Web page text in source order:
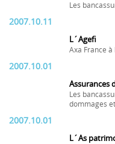
Les
2007.10.11
L´Agefi
Axa France
2007.10.01
Assurances
Les
dommages
2007.10.01
L´As